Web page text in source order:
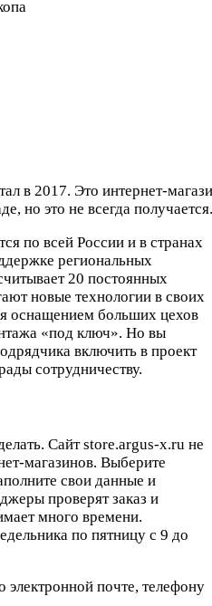
в 2017. Это интернет-
но это не всегда
по всей России и в странах
региональных
20 постоянных
новые технологии в своих
оснащением больших цехов
«под ключ». Но вы
включить в проект
сотрудничеству.
Сайт store.argus-x.ru не
магазинов. Выберите
свои данные и
проверят заказ и
много времени.
по пятницу с 9 до
почте, телефону